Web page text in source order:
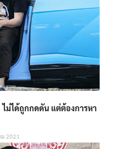
ไม่ได้ถูกกดดัน แต่ต้องการหา
2021